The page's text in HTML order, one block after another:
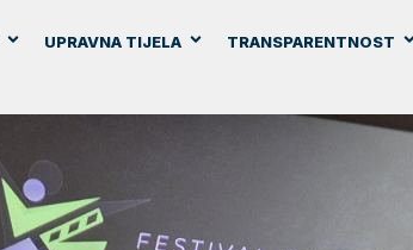
UPRAVNA TIJELA
TRANSPARENTNOST